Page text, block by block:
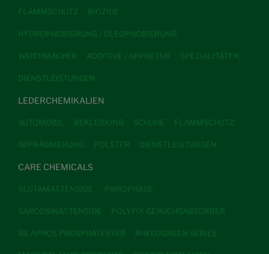
FLAMMSCHUTZ BIOZIDE
HYDROPHOBIERUNG / OLEOPHOBIERUNG
WEICHMACHER ADDITIVE / APPRETUR SPEZIALITÄTEN
DIENSTLEISTUNGEN
LEDERCHEMIKALIEN
AUTOMOBIL BEKLEIDUNG SCHUHE FLAMMSCHUTZ
IMPRÄGNIERUNG POLSTER DIENSTLEISTUNGEN
CARE CHEMICALS
GLUTAMAT-TENSIDE. PAIR2PHASE
SARCOSINAT-TENSIDE POLYFIX GERUCHSABSORBER
SILAPHOS PHOSPHATESTER RHEO2GREEN SERIES